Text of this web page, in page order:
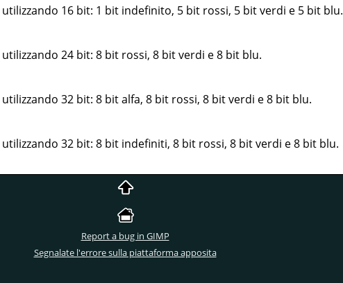
16 bit: 1 bit indefinito, 5 bit rossi, 5 bit verdi e 5 bit blu.
24 bit: 8 bit rossi, 8 bit verdi e 8 bit blu.
32 bit: 8 bit alfa, 8 bit rossi, 8 bit verdi e 8 bit blu.
32 bit: 8 bit indefiniti, 8 bit rossi, 8 bit verdi e 8 bit blu.
Report a bug in GIMP
Segnalate l'errore sulla piattaforma apposita